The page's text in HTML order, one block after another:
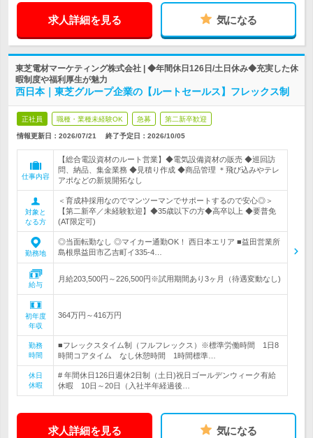
求人詳細を見る 気になる
東芝電材マーケティング株式会社 | ◆年間休日126日/土日休み◆充実した休
暇制度や福利厚生が魅力
西日本｜東芝グループ企業の【ルートセールス】フレックス制
正社員 職種・業種未経験OK 急募 第二新卒歓迎
情報更新日：2026/07/21 終了予定日： 2026/10/05
仕事内容
【総合電設資材のルート営業】◆電気設備資材の販売 ◆巡回訪
問、納品、集金業務 ◆見積り作成 ◆商品管理 ＊飛び込みやテレ
アポなどの新規開拓なし
対象と
なる方
＜育成枠採用なのでマンツーマンでサポートするので安心◎＞
【第二新卒／未経験歓迎】◆35歳以下の方◆高卒以上 ◆要普免
(AT限定可)
勤務地
◎当面転勤なし ◎マイカー通勤OK！ 西日本エリア ■益田営業所
島根県益田市乙吉町イ335-4…
給与
月給203,500円～226,500円※試用期間あり3ヶ月（待遇変動なし)
初年度
年収
364万円～416万円
勤務
時間
■フレックスタイム制（フルフレックス）※標準労働時間 1日8
時間コアタイム なし休憩時間 1時間標準…
休日
休暇
# 年間休日126日週休2日制（土日)祝日ゴールデンウィーク有給
休暇 10日～20日（入社半年経過後…
求人詳細を見る 気になる